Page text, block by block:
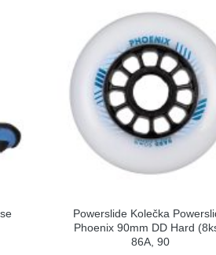
Powerslide Kolečka
Phoenix 90mm DD Hard
86A, 90